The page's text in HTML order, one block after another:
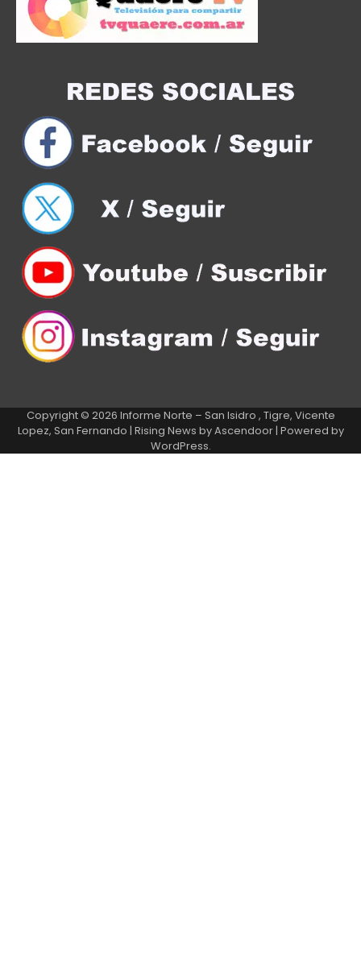
Copyright © 2026 Informe Norte – San Isidro , Tigre, Vicente
Lopez, San Fernando | Rising News byAscendoor| Powered by
WordPress.